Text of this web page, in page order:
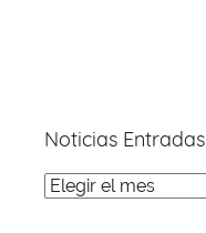
Noticias Entradas
Noticias